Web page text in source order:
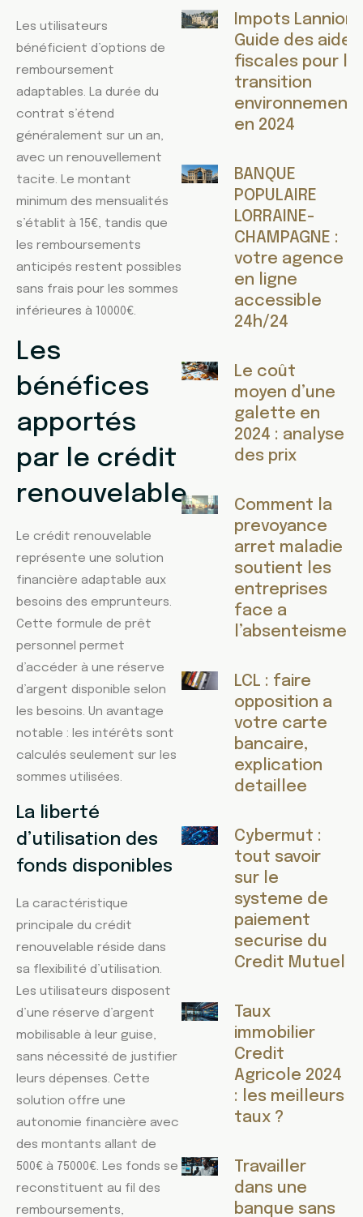
Les utilisateurs
bénéficient d’options de
remboursement
adaptables. La durée du
contrat s’étend
généralement sur un an,
avec un renouvellement
tacite. Le montant
minimum des mensualités
s’établit à 15€, tandis que
les remboursements
anticipés restent possibles
sans frais pour les sommes
inférieures à 10000€.
Les
bénéfices
apportés
par le crédit
renouvelable
Le crédit renouvelable
représente une solution
financière adaptable aux
besoins des emprunteurs.
Cette formule de prêt
personnel permet
d’accéder à une réserve
d’argent disponible selon
les besoins. Un avantage
notable : les intérêts sont
calculés seulement sur les
sommes utilisées.
La liberté
d’utilisation des
fonds disponibles
La caractéristique
principale du crédit
renouvelable réside dans
sa flexibilité d’utilisation.
Les utilisateurs disposent
d’une réserve d’argent
mobilisable à leur guise,
sans nécessité de justifier
leurs dépenses. Cette
solution offre une
autonomie financière avec
des montants allant de
500€ à 75000€. Les fonds se
reconstituent au fil des
remboursements,
Impots Lannion :
Guide des aides
fiscales pour la
transition
en 2024
BANQUE
POPULAIRE
LORRAINE-
CHAMPAGNE :
votre agence
en ligne
accessible
24h/24
Le coût
moyen d’une
galette en
2024 : analyse
des prix
Comment la
prevoyance
arret maladie
soutient les
entreprises
face a
l’absenteisme
LCL : faire
opposition a
votre carte
bancaire,
explication
detaillee
Cybermut :
tout savoir
sur le
systeme de
paiement
securise du
Credit Mutuel
Taux
immobilier
Credit
Agricole 2024
: les meilleurs
taux ?
Travailler
dans une
banque sans